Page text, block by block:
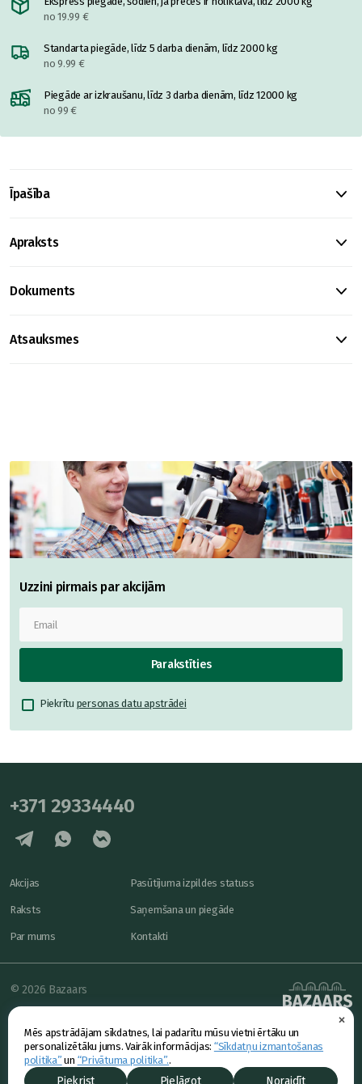
×
Mēs apstrādājam sīkdatnes, lai padarītu mūsu vietni ērtāku un
personalizētāku jums. Vairāk informācijas: “Sīkdatņu izmantošanas
politika” un “Privātuma politika”..
Piekrist Pielāgot Noraidīt
no 19.99 €
Standarta piegāde, līdz 5 darba dienām, līdz 2000 kg
no 9.99 €
Piegāde ar izkraušanu, līdz 3 darba dienām, līdz 12000 kg
no 99 €
Īpašība
Apraksts
Dokuments
Atsauksmes
Uzzini pirmais par akcijām
Parakstīties
Piekrītu personas datu apstrādei
+371 29334440
Akcijas
Raksts
Par mums
Pasūtījuma izpildes statuss
Saņemšana un piegāde
Kontakti
powered by
© 2026 Bazaars
Konfidencialitāte
Piedāvājums